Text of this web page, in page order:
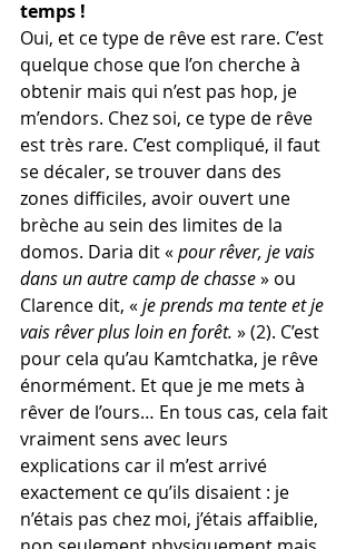
temps !
Oui, et ce type de rêve est rare. C’est
quelque chose que l’on cherche à
obtenir mais qui n’est pas hop, je
m’endors. Chez soi, ce type de rêve
est très rare. C’est compliqué, il faut
se décaler, se trouver dans des
zones difficiles, avoir ouvert une
brèche au sein des limites de la
domos. Daria dit « pour rêver, je vais
dans un autre camp de chasse » ou
Clarence dit, « je prends ma tente et je
vais rêver plus loin en forêt. » (2). C’est
pour cela qu’au Kamtchatka, je rêve
énormément. Et que je me mets à
rêver de l’ours… En tous cas, cela fait
vraiment sens avec leurs
explications car il m’est arrivé
exactement ce qu’ils disaient : je
n’étais pas chez moi, j’étais affaiblie,